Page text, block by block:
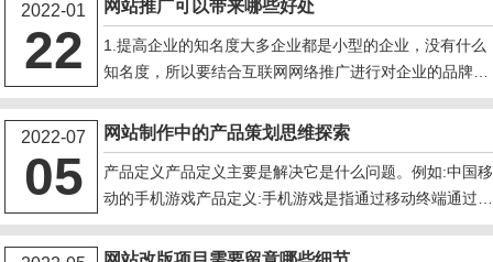
2022-01
22
网站推广可以带来哪些好处
1.提高企业的知名度大多企业都是小型的企业，没有什么
知名度，所以要结合互联网网络推广进行对企业的品牌提
升的同时把企业的知名度提升上去，让更多的人群知道。
2.增加用户粘度客户购买企业的产品，对产品的质量等方
面都认可，就会认准企业的这个产品，所以客户会对企业
产生一种依赖性同时粘度也增加了不少。3.长期的稳定性
企业通过长期的推广和网络营销，会使企业的网站稳定性
增加，网络推广不是短期就能出现效果的是需要通
2022-07
05
网站制作中的产品策划思维探索
产品定义产品定义主要是解决它是什么问题。例如:中国移
动的手机游戏产品定义:手机游戏是指通过移动终端通过无
线网络使用游戏产品和相关服务的业务。手机游戏产品包
括单机游戏、手机网络游戏和图形游戏。当然，上面已经